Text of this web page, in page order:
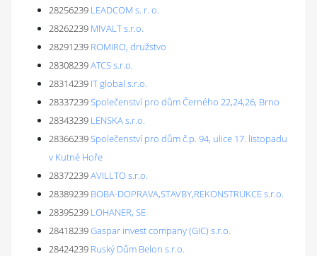
28256239 LEADCOM s. r. o.
28262239 MIVALT s.r.o.
28291239 ROMIRO, družstvo
28308239ATCS s.r.o.
28314239 IT global s.r.o.
28337239Společenství pro dům Černého 22,24,26, Brno
28343239 LENSKA s.r.o.
28366239Společenství pro dům č.p. 94, ulice 17. listopadu
v Kutné Hoře
28372239AVILLTO s.r.o.
28389239 BOBA-DOPRAVA,STAVBY,REKONSTRUKCE s.r.o.
28395239 LOHANER, SE
28418239Gaspar invest company (GIC) s.r.o.
28424239 Ruský Dům Belon s.r.o.